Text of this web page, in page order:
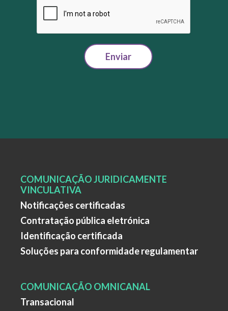
Enviar
COMUNICAÇÃO JURIDICAMENTE
VINCULATIVA
Notificações certificadas
Contratação pública eletrónica
Identificação certificada
Soluções para conformidade regulamentar
COMUNICAÇÃO OMNICANAL
Transacional